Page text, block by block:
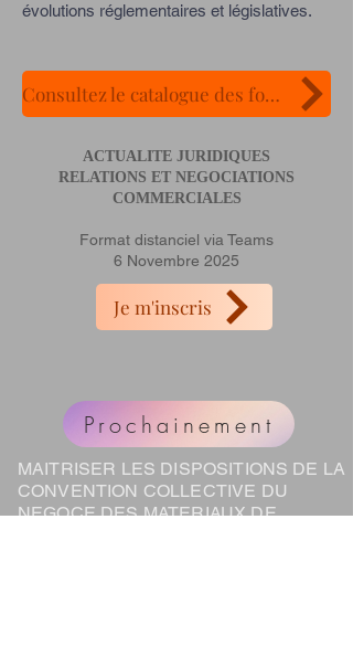
évolutions réglementaires et législatives.
Consultez le catalogue des formations 2025-2026
ACTUALITE JURIDIQUES
RELATIONS ET NEGOCIATIONS
COMMERCIALES
Format distanciel via Teams
6 Novembre 2025
Je m'inscris
Prochainement
MAITRISER LES DISPOSITIONS DE LA
CONVENTION COLLECTIVE DU
NEGOCE DES MATERIAUX DE